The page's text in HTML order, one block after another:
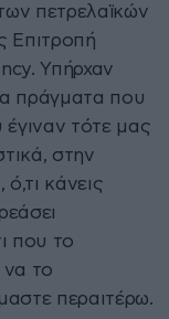
πετρελαϊκών
Επιτροπή
Υπήρχαν
πράγματα που
τότε μας
στην
κάνεις
που το
να το
περαιτέρω.